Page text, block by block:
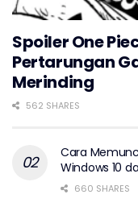
Spoiler One
Pertarungan
Merinding
562 SHARES
Cara
Windows 10
660 SHARES